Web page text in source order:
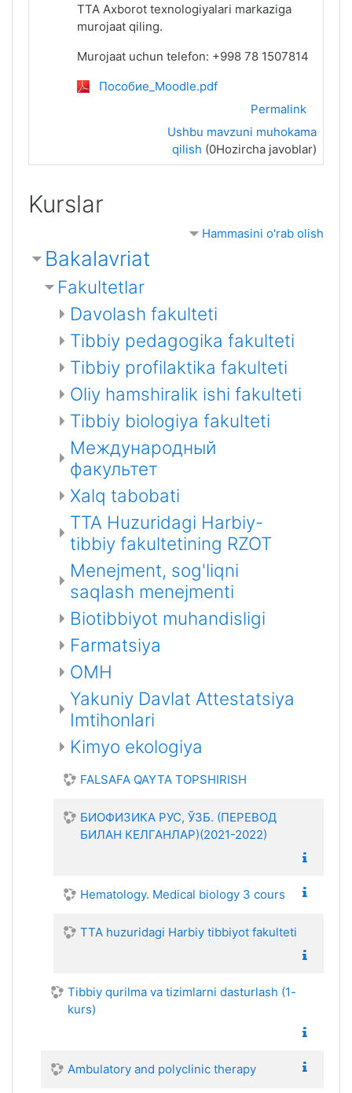
TTA Axborot texnologiyalari markaziga
murojaat qiling.
Murojaat uchun telefon: +998 78 1507814
Пособие_Moodle.pdf
Permalink
Ushbu mavzuni muhokama
qilish (0Hozircha javoblar)
Kurslar
Hammasini o'rab olish
Bakalavriat
Fakultetlar
Davolash fakulteti
Tibbiy pedagogika fakulteti
Tibbiy profilaktika fakulteti
Oliy hamshiralik ishi fakulteti
Tibbiy biologiya fakulteti
Международный
факультет
Xalq tabobati
TTA Huzuridagi Harbiy-
tibbiy fakultetining RZOT
Menejment, sog'liqni
saqlash menejmenti
Biotibbiyot muhandisligi
Farmatsiya
OMH
Yakuniy Davlat Attestatsiya
Imtihonlari
Kimyo ekologiya
FALSAFA QAYTA TOPSHIRISH
БИОФИЗИКА РУС, ЎЗБ. (ПЕРЕВОД
БИЛАН КЕЛГАНЛАР)(2021-2022)
Hematology. Medical biology 3 cours
TTA huzuridagi Harbiy tibbiyot fakulteti
Tibbiy qurilma va tizimlarni dasturlash (1-
kurs)
Ambulatory and polyclinic therapy